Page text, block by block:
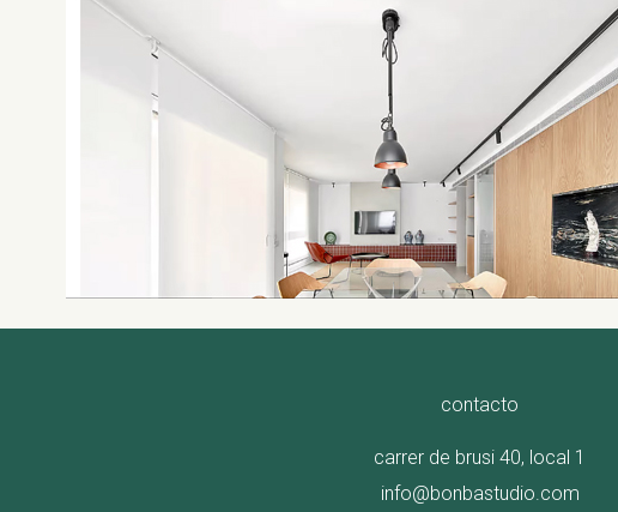
contacto
carrer de brusi 40, local 1
info@bonbastudio.com